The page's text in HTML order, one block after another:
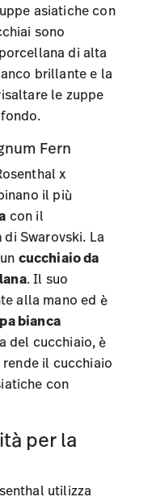
asiatiche con
sono
di alta
brillante e la
le zuppe
Fern
x
il più
con il
di Swarovski. La
cucchiaio da
. Il suo
alla mano ed è
bianca
del cucchiaio, è
rende il cucchiaio
con
per la
utilizza